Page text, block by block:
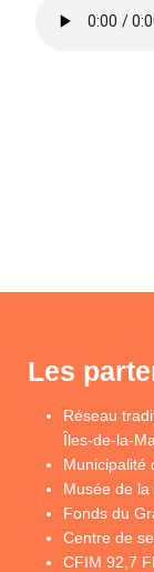
Les
Réseau
Îles-de-la-
Municipalité
Musée de la
Fonds du
Centre de
CFIM 92,7